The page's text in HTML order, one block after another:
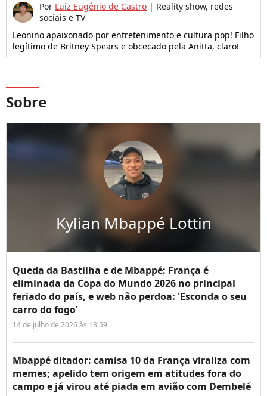
Por Luiz Eugênio de Castro | Reality show, redes
sociais e TV
Leonino apaixonado por entretenimento e cultura pop! Filho
legítimo de Britney Spears e obcecado pela Anitta, claro!
Sobre
Kylian Mbappé Lottin
Queda da Bastilha e de Mbappé: França é
eliminada da Copa do Mundo 2026 no principal
feriado do país, e web não perdoa: 'Esconda o seu
carro do fogo'
14 de julho de 2026 às 18:59
Mbappé ditador: camisa 10 da França viraliza com
memes; apelido tem origem em atitudes fora do
campo e já virou até piada em avião com Dembelé